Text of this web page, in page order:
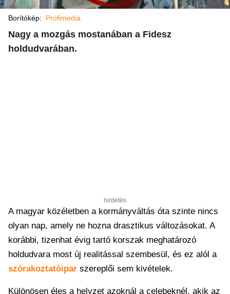
Borítókép: Profimedia
Nagy a mozgás mostanában a Fidesz
holdudvarában.
hirdetés
A magyar közéletben a kormányváltás óta szinte nincs
olyan nap, amely ne hozna drasztikus változásokat. A
korábbi, tizenhat évig tartó korszak meghatározó
holdudvara most új realitással szembesül, és ez alól a
szórakoztatóipar szereplői sem kivételek.
Különösen éles a helyzet azoknál a celebeknél, akik az